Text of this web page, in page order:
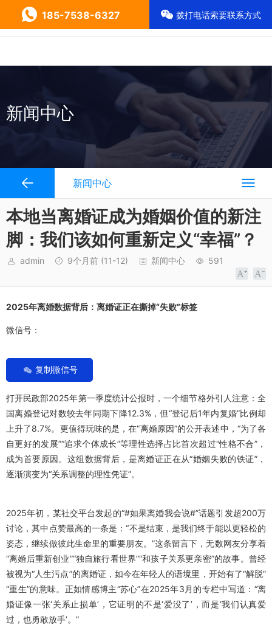
新闻中心
新闻中心
本地当离婚证成为婚姻价值的新注
脚：我们该如何重新定义“幸福”？
admin 9个月前 (11-12) 新闻中心 591
2025年离婚数据背后：离婚证正在撕掉“失败”标签
微信号：
复制微信号
打开民政部2025年第一季度统计公报时，一个细节格外引人注意：全
国离婚登记对数较去年同期下降12.3%，但“登记后1年内复婚”比例却
上升了8.7%。更值得玩味的是，在“离婚原因”的公开表述中，“为了各
自更好的发展”“追求个体成长”等理性选择占比首次超过“性格不合”，
成为首要原因。这组数据背后，是离婚证正在从“婚姻失败的铁证”，
逐渐演变为“关系调整的理性凭证”。
2025年初，某社交平台发起的“#如果离婚我会说#”话题引发超200万
讨论，其中点赞最高的一条是：“不是结束，是我们终于能以更轻松的
姿态，继续做彼此生命里的重要朋友。”这条留言下，无数网友分享着
“离婚后重新创业”“独自旅行看世界”“和孩子关系更亲密”的故事。曾经
被视为“人生污点”的离婚证，如今在年轻人的语境里，开始有了“解脱”
“重生”的意味。正如情感博主“苏心”在2025年3月的专栏中写道：“离
婚证像一张‘关系止损单’，它证明的不是‘爱没了’，而是‘我们认真爱
过，也勇敢放手’。”
185-7538-6327 拨打电话索要联系方式